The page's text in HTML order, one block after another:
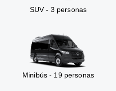
SUV - 3 personas
Minibús - 19 personas